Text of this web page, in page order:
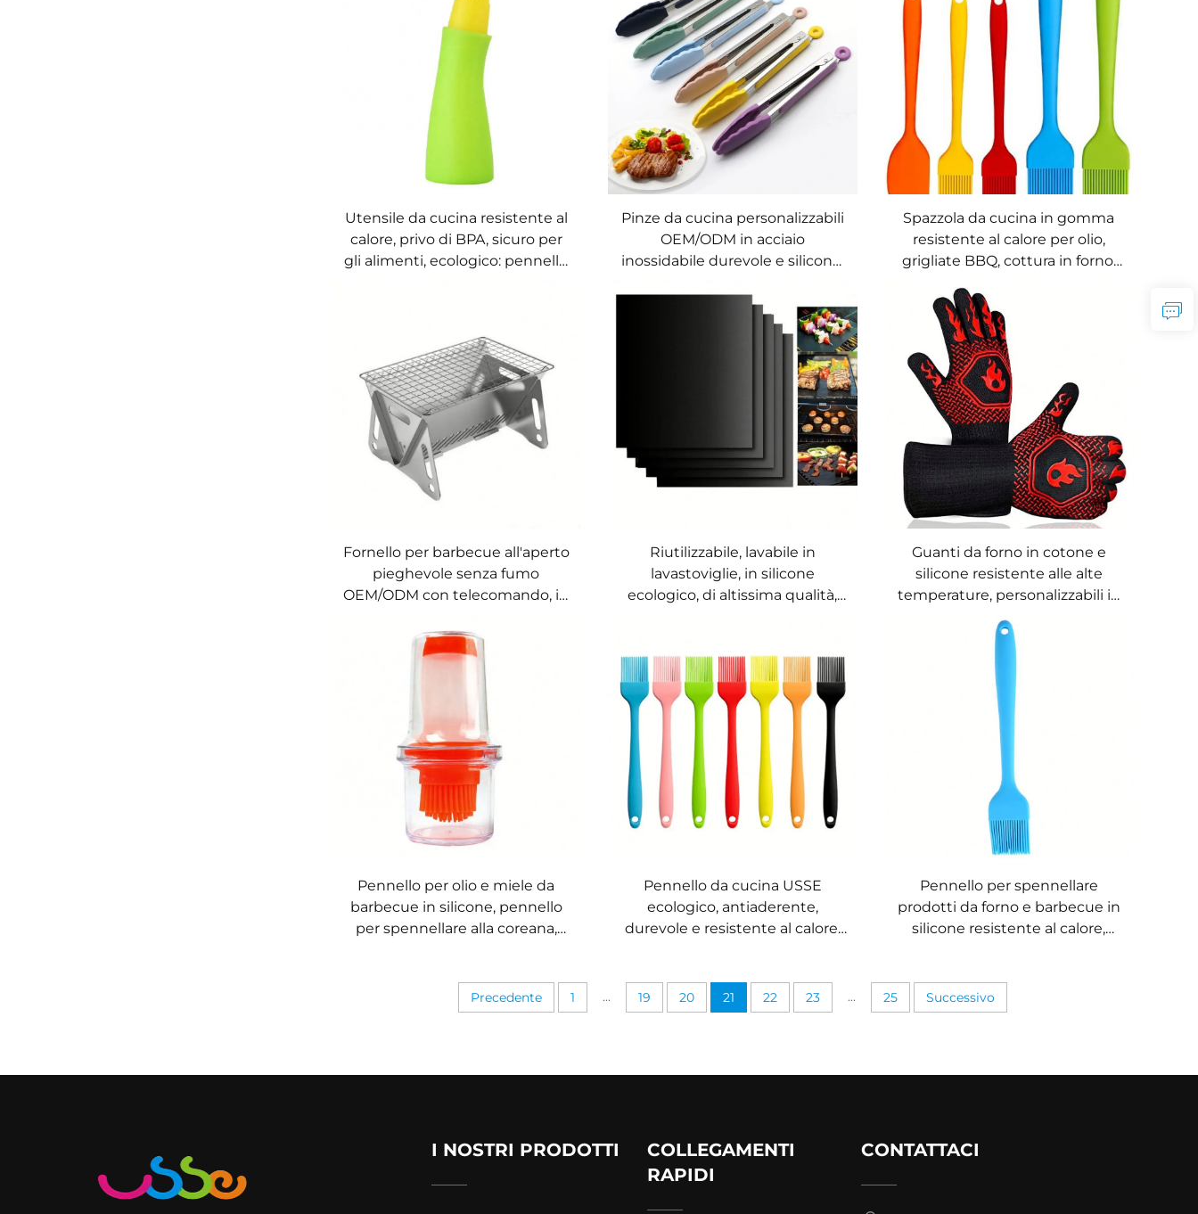
all'aperto
Utensile da cucina resistente al
calore, privo di BPA, sicuro per
gli alimenti, ecologico: pennello
per oli
Pinze da cucina personalizzabili
OEM/ODM in acciaio
inossidabile durevole e silicone,
per barbecue, bistecche e
alimenti, vendita all'ingrosso
Spazzola da cucina in gomma
resistente al calore per olio,
grigliate BBQ, cottura in forno,
salse durante feste ed eventi
Fornello per barbecue all'aperto
pieghevole senza fumo
OEM/ODM con telecomando, in
comodo grill da esterno a legna
Riutilizzabile, lavabile in
lavastoviglie, in silicone
ecologico, di altissima qualità,
griglia BBQ e forno
Guanti da forno in cotone e
silicone resistente alle alte
temperature, personalizzabili in
vendita all’ingrosso, guanti
antiscottatura per barbecue e
termico
Pennello per olio e miele da
barbecue in silicone, pennello
per spennellare alla coreana,
pasticceria, nonché per cottura
Pennello da cucina USSE
ecologico, antiaderente,
durevole e resistente al calore,
metallico in stile coreano per
barbecue
Pennello per spennellare
prodotti da forno e barbecue in
silicone resistente al calore,
cm, impugnatura in legno,
utensile ecologico e sostenibile
Precedente 1 ... 19 20 21 22 23 ... 25 Successivo
I NOSTRI PRODOTTI
COLLEGAMENTI
RAPIDI
CONTATTACI